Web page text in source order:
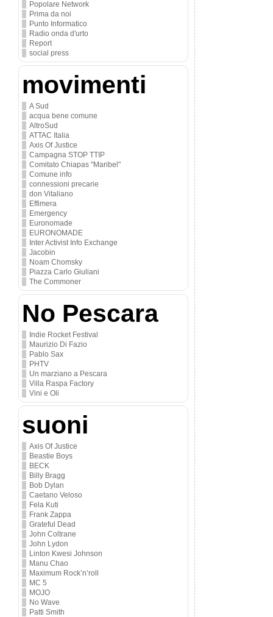
Popolare Network
Prima da noi
Punto Informatico
Radio onda d'urto
Report
social press
movimenti
A Sud
acqua bene comune
AltroSud
ATTAC Italia
Axis Of Justice
Campagna STOP TTIP
Comitato Chiapas "Maribel"
Comune info
connessioni precarie
don Vitaliano
Effimera
Emergency
Euronomade
EURONOMADE
Inter Activist Info Exchange
Jacobin
Noam Chomsky
Piazza Carlo Giuliani
The Commoner
No Pescara
Indie Rocket Festival
Maurizio Di Fazio
Pablo Sax
PHTV
Un marziano a Pescara
Villa Raspa Factory
Vini e Oli
suoni
Axis Of Justice
Beastie Boys
BECK
Billy Bragg
Bob Dylan
Caetano Veloso
Fela Kuti
Frank Zappa
Grateful Dead
John Coltrane
John Lydon
Linton Kwesi Johnson
Manu Chao
Maximum Rock’n’roll
MC 5
MOJO
No Wave
Patti Smith